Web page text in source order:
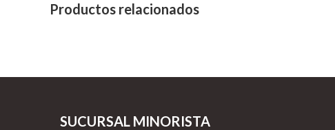
Productos relacionados
SUCURSAL MINORISTA